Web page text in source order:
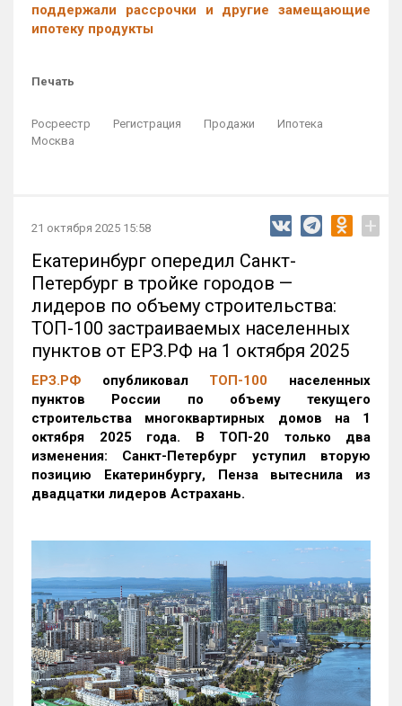
поддержали рассрочки и другие замещающие
ипотеку продукты
Печать
Росреестр Регистрация Продажи
Ипотека
Москва
21 октября 2025 15:58 +
Екатеринбург опередил Санкт-
Петербург в тройке городов —
лидеров по объему строительства:
ТОП-100 застраиваемых населенных
пунктов от ЕРЗ.РФ на 1 октября 2025
ЕРЗ.РФ опубликовал ТОП-100 населенных
пунктов России по объему текущего
строительства многоквартирных домов на 1
октября 2025 года. В ТОП-20 только два
изменения: Санкт-Петербург уступил вторую
позицию Екатеринбургу, Пенза вытеснила из
двадцатки лидеров Астрахань.